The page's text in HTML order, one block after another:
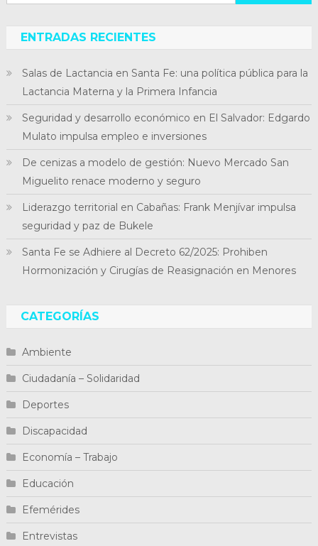
ENTRADAS RECIENTES
Salas de Lactancia en Santa Fe: una política pública para la
Lactancia Materna y la Primera Infancia
Seguridad y desarrollo económico en El Salvador: Edgardo
Mulato impulsa empleo e inversiones
De cenizas a modelo de gestión: Nuevo Mercado San
Miguelito renace moderno y seguro
Liderazgo territorial en Cabañas: Frank Menjívar impulsa
seguridad y paz de Bukele
Santa Fe se Adhiere al Decreto 62/2025: Prohiben
Hormonización y Cirugías de Reasignación en Menores
CATEGORÍAS
Ambiente
Ciudadanía – Solidaridad
Deportes
Discapacidad
Economía – Trabajo
Educación
Efemérides
Entrevistas